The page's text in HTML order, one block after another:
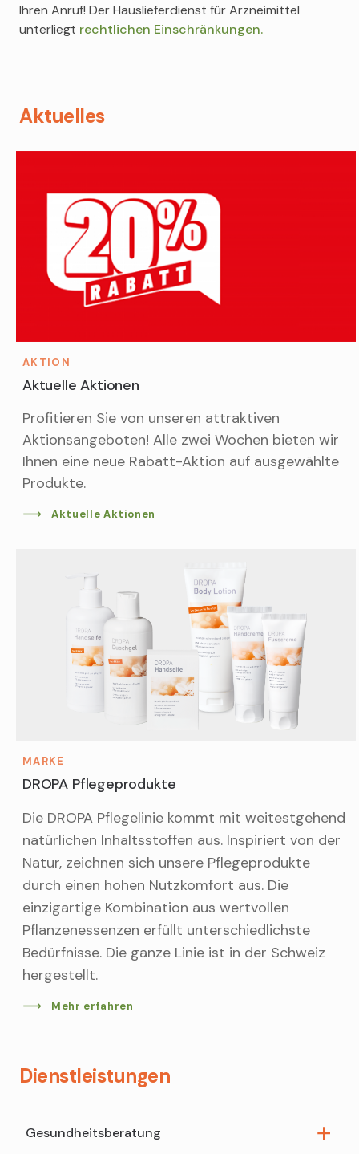
Ihren Anruf! Der Hauslieferdienst für Arzneimittel
unterliegt rechtlichen Einschränkungen.
Aktuelles
AKTION
Aktuelle Aktionen
Profitieren Sie von unseren attraktiven
Aktionsangeboten! Alle zwei Wochen bieten wir
Ihnen eine neue Rabatt-Aktion auf ausgewählte
Produkte.
Aktuelle Aktionen
MARKE
DROPA Pflegeprodukte
Die DROPA Pflegelinie kommt mit weitestgehend
natürlichen Inhaltsstoffen aus. Inspiriert von der
Natur, zeichnen sich unsere Pflegeprodukte
durch einen hohen Nutzkomfort aus. Die
einzigartige Kombination aus wertvollen
Pflanzenessenzen erfüllt unterschiedlichste
Bedürfnisse. Die ganze Linie ist in der Schweiz
hergestellt.
Mehr erfahren
Dienstleistungen
Gesundheitsberatung